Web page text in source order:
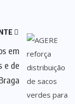
em
e de